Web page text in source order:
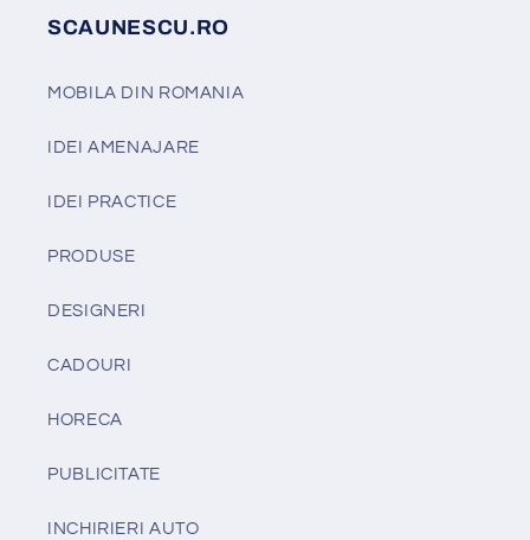
SCAUNESCU.RO
MOBILA DIN ROMANIA
IDEI AMENAJARE
IDEI PRACTICE
PRODUSE
DESIGNERI
CADOURI
HORECA
PUBLICITATE
INCHIRIERI AUTO